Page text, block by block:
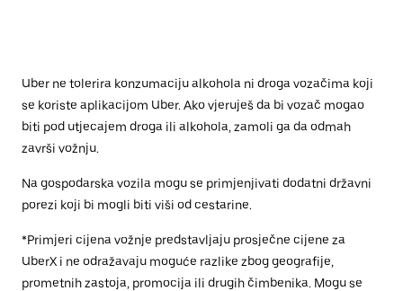
Uber ne tolerira konzumaciju alkohola ni droga vozačima koji
se koriste aplikacijom Uber. Ako vjeruješ da bi vozač mogao
biti pod utjecajem droga ili alkohola, zamoli ga da odmah
završi vožnju.
Na gospodarska vozila mogu se primjenjivati dodatni državni
porezi koji bi mogli biti viši od cestarine.
*Primjeri cijena vožnje predstavljaju prosječne cijene za
UberX i ne odražavaju moguće razlike zbog geografije,
prometnih zastoja, promocija ili drugih čimbenika. Mogu se